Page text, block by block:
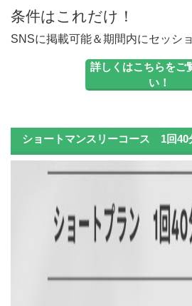
条件はこれだけ！
SNSに掲載可能＆期間内にセッシ
詳しくはこちらをご
い！
ショートマンスリーコース 1回40